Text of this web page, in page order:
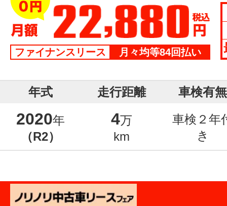
ファイナンスリース 月々均等84回払い
年式 走行距離 車検有無
2020年
（R2）
4万
km
車検２年
き